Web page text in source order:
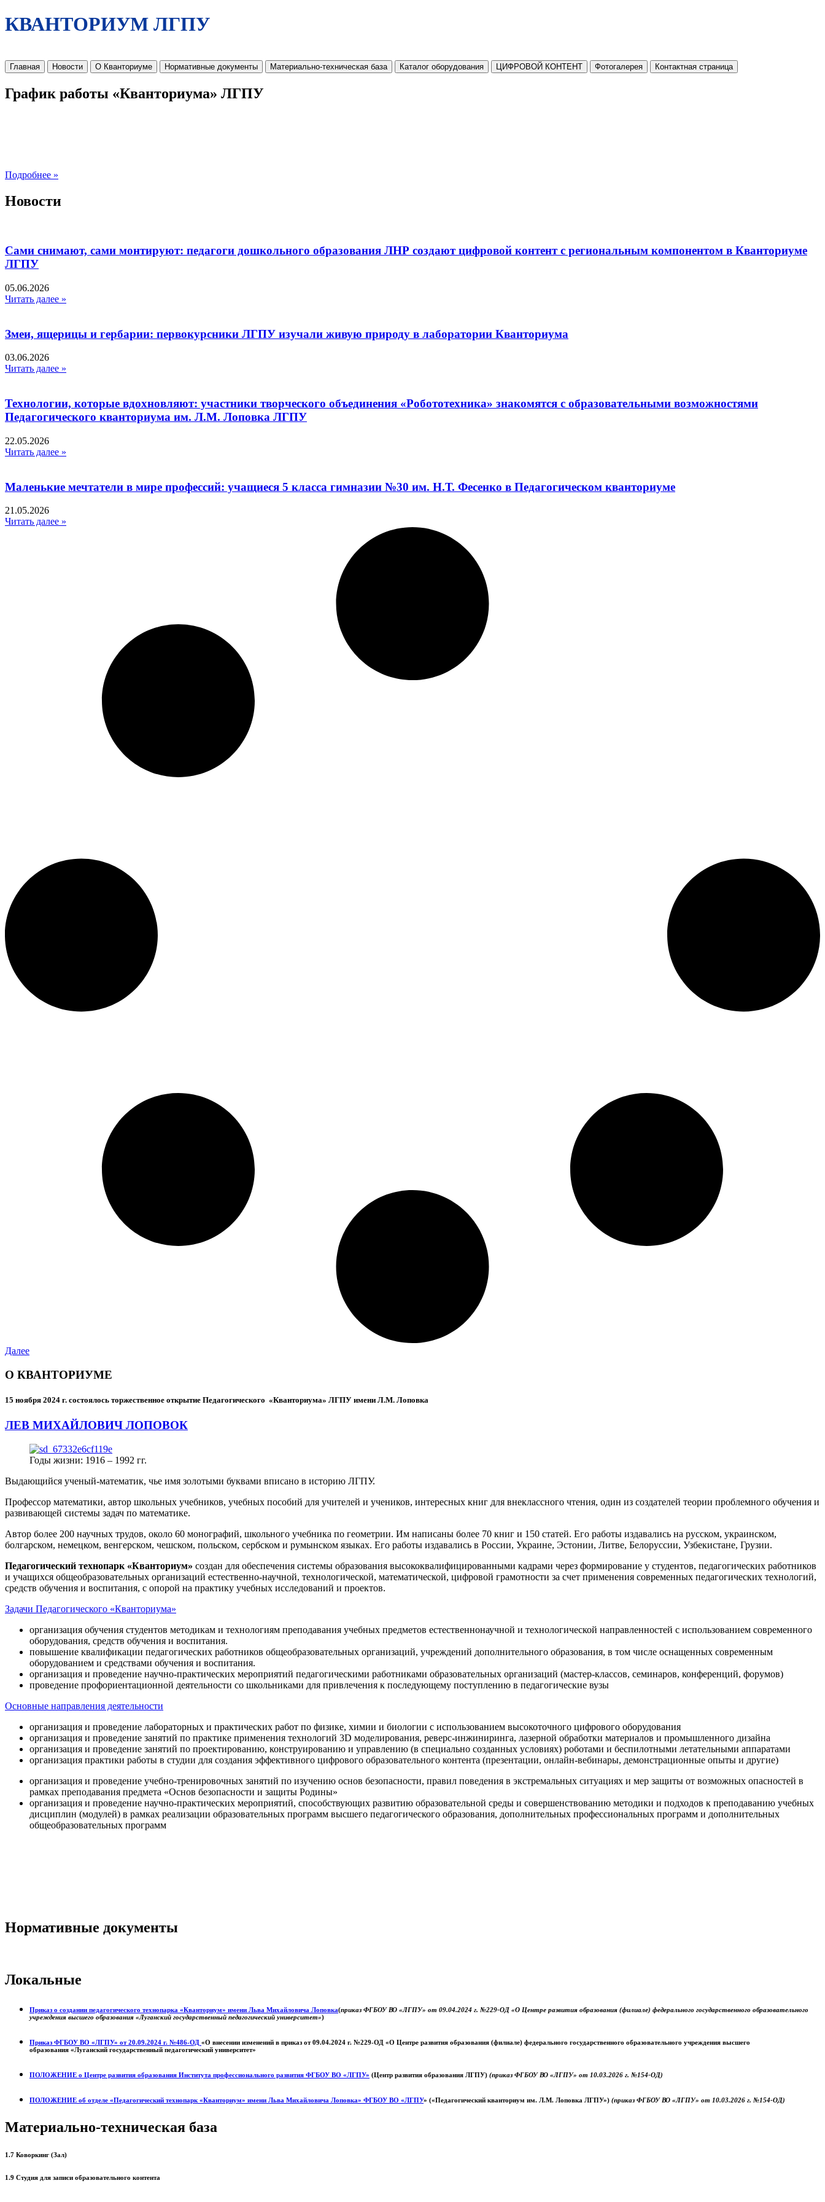
КВАНТОРИУМ ЛГПУ
Главная Новости О Кванториуме Нормативные документы Материально-техническая база Каталог оборудования ЦИФРОВОЙ КОНТЕНТ Фотогалерея Контактная страница
График работы «Кванториума» ЛГПУ
Подробнее »
Новости
Сами снимают, сами монтируют: педагоги дошкольного образования ЛНР создают цифровой контент с региональным компонентом в Кванториуме
ЛГПУ​
05.06.2026
Читать далее »
Змеи, ящерицы и гербарии: первокурсники ЛГПУ изучали живую природу в лаборатории Кванториума
03.06.2026
Читать далее »
Технологии, которые вдохновляют: участники творческого объединения «Робототехника» знакомятся с образовательными возможностями
Педагогического кванториума им. Л.М. Лоповка ЛГПУ
22.05.2026
Читать далее »
Маленькие мечтатели в мире профессий: учащиеся 5 класса гимназии №30 им. Н.Т. Фесенко в Педагогическом кванториуме
21.05.2026
Читать далее »
Далее
О КВАНТОРИУМЕ
15 ноября 2024 г. состоялось торжественное открытие Педагогического «Кванториума» ЛГПУ имени Л.М. Лоповка
ЛЕВ МИХАЙЛОВИЧ ЛОПОВОК
Годы жизни: 1916 – 1992 гг.
Выдающийся ученый-математик, чье имя золотыми буквами вписано в историю ЛГПУ.
Профессор математики, автор школьных учебников, учебных пособий для учителей и учеников, интересных книг для внеклассного чтения, один из создателей теории проблемного обучения и
развивающей системы задач по математике.
Автор более 200 научных трудов, около 60 монографий, школьного учебника по геометрии. Им написаны более 70 книг и 150 статей. Его работы издавались на русском, украинском,
болгарском, немецком, венгерском, чешском, польском, сербском и румынском языках. Его работы издавались в России, Украине, Эстонии, Литве, Белоруссии, Узбекистане, Грузии.
Педагогический технопарк «Кванториум» создан для обеспечения системы образования высококвалифицированными кадрами через формирование у студентов, педагогических работников
и учащихся общеобразовательных организаций естественно-научной, технологической, математической, цифровой грамотности за счет применения современных педагогических технологий,
средств обучения и воспитания, с опорой на практику учебных исследований и проектов.
Задачи Педагогического «Кванториума»
организация обучения студентов методикам и технологиям преподавания учебных предметов естественнонаучной и технологической направленностей с использованием современного
оборудования, средств обучения и воспитания.
повышение квалификации педагогических работников общеобразовательных организаций, учреждений дополнительного образования, в том числе оснащенных современным
оборудованием и средствами обучения и воспитания.
организация и проведение научно-практических мероприятий педагогическими работниками образовательных организаций (мастер-классов, семинаров, конференций, форумов)
проведение профориентационной деятельности со школьниками для привлечения к последующему поступлению в педагогические вузы
Основные направления деятельности
организация и проведение лабораторных и практических работ по физике, химии и биологии с использованием высокоточного цифрового оборудования
организация и проведение занятий по практике применения технологий 3D моделирования, реверс-инжиниринга, лазерной обработки материалов и промышленного дизайна
организация и проведение занятий по проектированию, конструированию и управлению (в специально созданных условиях) роботами и беспилотными летательными аппаратами
организация практики работы в студии для создания эффективного цифрового образовательного контента (презентации, онлайн-вебинары, демонстрационные опыты и другие)
организация и проведение учебно-тренировочных занятий по изучению основ безопасности, правил поведения в экстремальных ситуациях и мер защиты от возможных опасностей в
рамках преподавания предмета «Основ безопасности и защиты Родины»
организация и проведение научно-практических мероприятий, способствующих развитию образовательной среды и совершенствованию методики и подходов к преподаванию учебных
дисциплин (модулей) в рамках реализации образовательных программ высшего педагогического образования, дополнительных профессиональных программ и дополнительных
общеобразовательных программ
Нормативные документы
Локальные
Приказ о создании педагогического технопарка «Кванториум» имени Льва Михайловича Лоповка(приказ ФГБОУ ВО «ЛГПУ» от 09.04.2024 г. №229-ОД «О Центре развития образования (филиале) федерального государственного образовательного
учреждения высшего образования «Луганский государственный педагогический университет»)
Приказ ФГБОУ ВО «ЛГПУ» от 20.09.2024 г. №486-ОД «О внесении изменений в приказ от 09.04.2024 г. №229-ОД «О Центре развития образования (филиале) федерального государственного образовательного учреждения высшего
образования «Луганский государственный педагогический университет»
ПОЛОЖЕНИЕ о Центре развития образования Института профессионального развития ФГБОУ ВО «ЛГПУ» (Центр развития образования ЛГПУ) (приказ ФГБОУ ВО «ЛГПУ» от 10.03.2026 г. №154-ОД)
ПОЛОЖЕНИЕ об отделе «Педагогический технопарк «Кванториум» имени Льва Михайловича Лоповка» ФГБОУ ВО «ЛГПУ» («Педагогический кванториум им. Л.М. Лоповка ЛГПУ») (приказ ФГБОУ ВО «ЛГПУ» от 10.03.2026 г. №154-ОД)
Материально-техническая база
1.7 Коворкинг (Зал)
1.9 Студия для записи образовательного контента